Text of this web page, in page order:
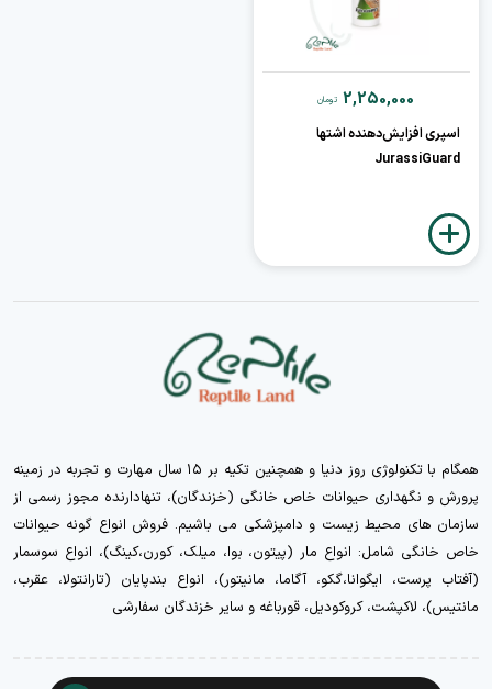
2,250,000 تومان
اسپری افزایش‌دهنده اشتها
JurassiGuard
همگام با تکنولوژی روز دنیا و همچنین تکیه بر ۱۵ سال مهارت و تجربه در زمینه
پرورش و نگهداری حیوانات خاص خانگی (خزندگان)، تنهادارنده مجوز رسمی از
سازمان های محیط زیست و دامپزشکی می باشیم. فروش انواع گونه حیوانات
خاص خانگی شامل: انواع مار (پیتون، بوا، میلک، کورن،کینگ)، انواع سوسمار
(آفتاب پرست، ایگوانا،گکو، آگاما، مانیتور)، انواع بندپایان (تارانتولا، عقرب،
مانتیس)، لاکپشت، کروکودیل، قورباغه و سایر خزندگان سفارشی